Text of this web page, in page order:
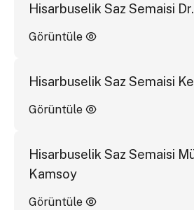
Hisarbuselik Saz Semaisi
Görüntüle
Hisarbuselik Saz Semaisi
Görüntüle
Hisarbuselik Saz Semaisi
Kamsoy
Görüntüle